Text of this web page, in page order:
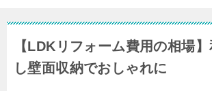
【LDKリフォーム費用の相場
し壁面収納でおしゃれに